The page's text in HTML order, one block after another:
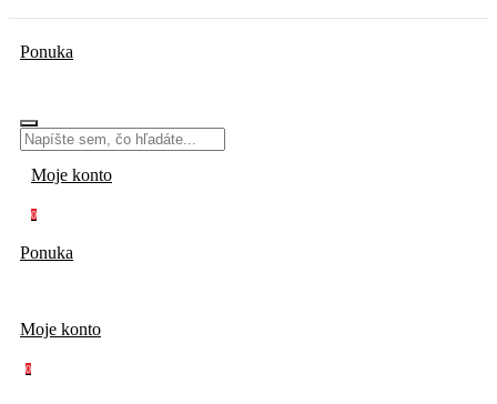
Ponuka
Moje konto
0
Ponuka
Moje konto
0